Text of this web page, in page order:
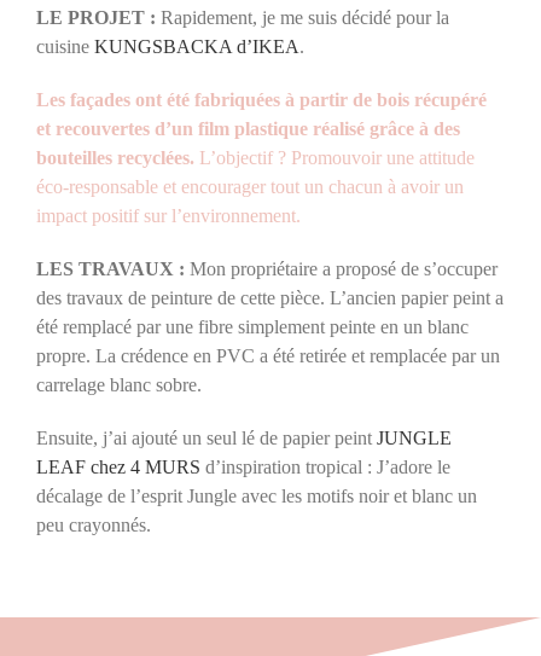
LE PROJET : Rapidement, je me suis décidé pour la
cuisine KUNGSBACKA d’IKEA.
Les façades ont été fabriquées à partir de bois récupéré
et recouvertes d’un film plastique réalisé grâce à des
bouteilles recyclées. L’objectif ? Promouvoir une attitude
éco-responsable et encourager tout un chacun à avoir un
impact positif sur l’environnement.
LES TRAVAUX : Mon propriétaire a proposé de s’occuper
des travaux de peinture de cette pièce. L’ancien papier peint a
été remplacé par une fibre simplement peinte en un blanc
propre. La crédence en PVC a été retirée et remplacée par un
carrelage blanc sobre.
Ensuite, j’ai ajouté un seul lé de papier peint JUNGLE
LEAF chez 4 MURS d’inspiration tropical : J’adore le
décalage de l’esprit Jungle avec les motifs noir et blanc un
peu crayonnés.